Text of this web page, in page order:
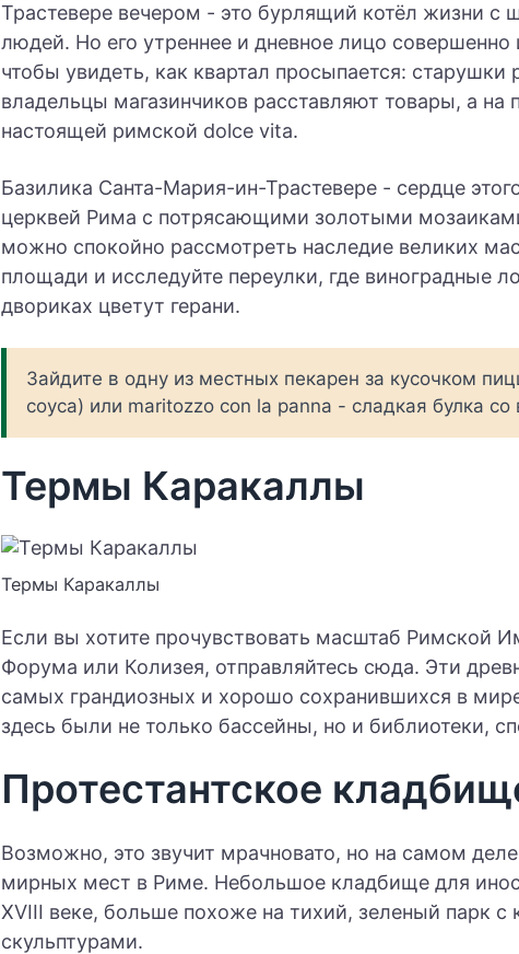
Трастевере вечером - это бурлящий котёл жизни
людей. Но его утреннее и дневное лицо
чтобы увидеть, как квартал просыпается:
владельцы магазинчиков расставляют товары, а
настоящей римской dolce vita.
Базилика Санта-Мария-ин-Трастевере - сердце
церквей Рима с потрясающими золотыми
можно спокойно рассмотреть наследие великих
площади и исследуйте переулки, где виноградные
двориках цветут герани.
Зайдите в одну из местных пекарен за кусочком
соуса) или maritozzo con la panna - сладкая булка
Термы Каракаллы
Термы Каракаллы
Если вы хотите прочувствовать масштаб Римской
Форума или Колизея, отправляйтесь сюда. Эти
самых грандиозных и хорошо сохранившихся в
здесь были не только бассейны, но и библиотеки,
Протестантское
Возможно, это звучит мрачновато, но на самом
мирных мест в Риме. Небольшое кладбище для
XVIII веке, больше похоже на тихий, зеленый парк
скульптурами.